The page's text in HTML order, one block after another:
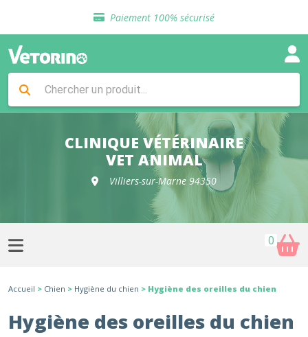
Paiement 100% sécurisé
Livraison gratuite en clinique vétérinaire
Sélection de croquettes vétérinaire
Livraison gratuite en clinique vétérinaire
Retour gratuit en clinique
Sélection de croquettes vétérinaire
CLINIQUE VÉTÉRINAIRE
VET ANIMAL
Villiers-sur-Marne 94350
0
Accueil > Chien > Hygiène du chien > Hygiène des oreilles du chien
Hygiène des oreilles du chien